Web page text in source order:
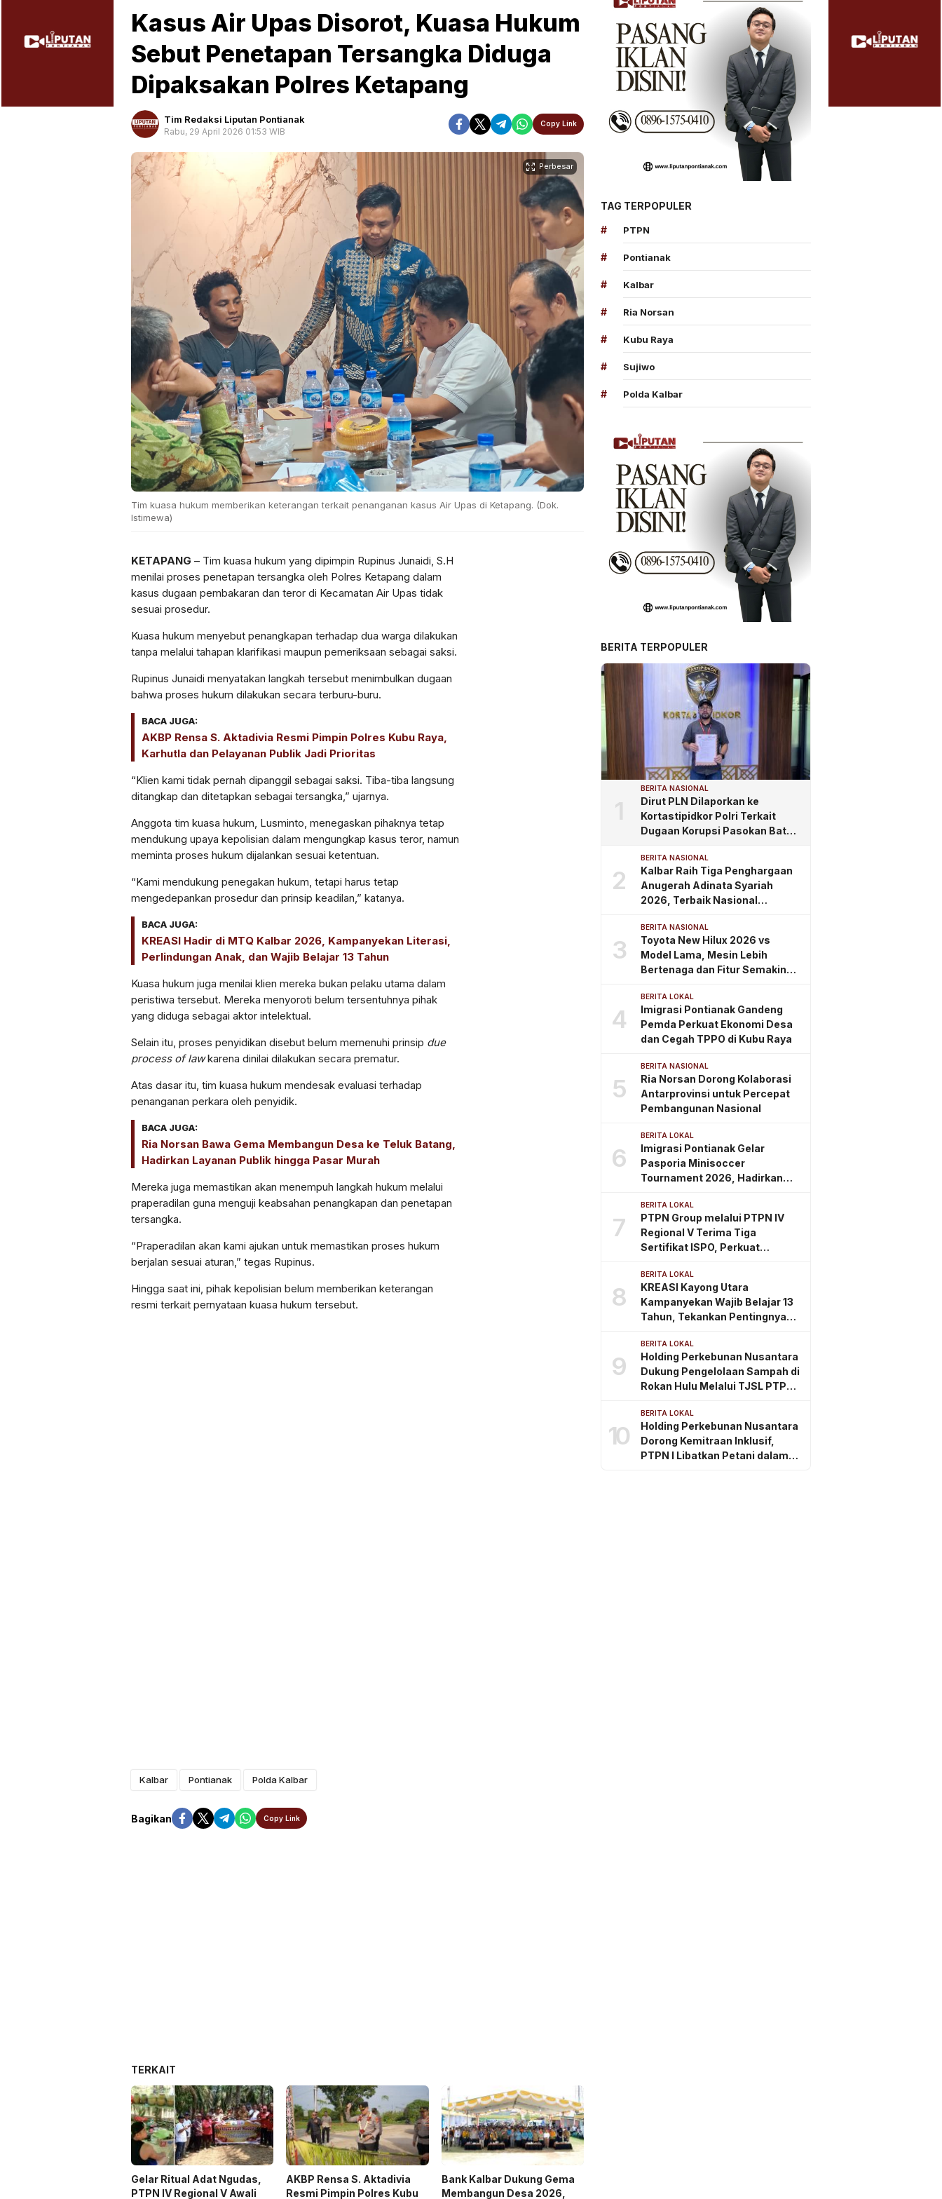
Kasus Air Upas Disorot, Kuasa Hukum
Sebut Penetapan Tersangka Diduga
Dipaksakan Polres Ketapang
Tim Redaksi Liputan Pontianak
Rabu, 29 April 2026 01:53 WIB
Copy Link
Perbesar
Tim kuasa hukum memberikan keterangan terkait penanganan kasus Air Upas di Ketapang. (Dok.
Istimewa)
KETAPANG – Tim kuasa hukum yang dipimpin Rupinus Junaidi, S.H
menilai proses penetapan tersangka oleh Polres Ketapang dalam
kasus dugaan pembakaran dan teror di Kecamatan Air Upas tidak
sesuai prosedur.
Kuasa hukum menyebut penangkapan terhadap dua warga dilakukan
tanpa melalui tahapan klarifikasi maupun pemeriksaan sebagai saksi.
Rupinus Junaidi menyatakan langkah tersebut menimbulkan dugaan
bahwa proses hukum dilakukan secara terburu-buru.
BACA JUGA:
AKBP Rensa S. Aktadivia Resmi Pimpin Polres Kubu Raya,
Karhutla dan Pelayanan Publik Jadi Prioritas
“Klien kami tidak pernah dipanggil sebagai saksi. Tiba-tiba langsung
ditangkap dan ditetapkan sebagai tersangka,” ujarnya.
Anggota tim kuasa hukum, Lusminto, menegaskan pihaknya tetap
mendukung upaya kepolisian dalam mengungkap kasus teror, namun
meminta proses hukum dijalankan sesuai ketentuan.
“Kami mendukung penegakan hukum, tetapi harus tetap
mengedepankan prosedur dan prinsip keadilan,” katanya.
BACA JUGA:
KREASI Hadir di MTQ Kalbar 2026, Kampanyekan Literasi,
Perlindungan Anak, dan Wajib Belajar 13 Tahun
Kuasa hukum juga menilai klien mereka bukan pelaku utama dalam
peristiwa tersebut. Mereka menyoroti belum tersentuhnya pihak
yang diduga sebagai aktor intelektual.
Selain itu, proses penyidikan disebut belum memenuhi prinsip due
process of lawkarena dinilai dilakukan secara prematur.
Atas dasar itu, tim kuasa hukum mendesak evaluasi terhadap
penanganan perkara oleh penyidik.
BACA JUGA:
Ria Norsan Bawa Gema Membangun Desa ke Teluk Batang,
Hadirkan Layanan Publik hingga Pasar Murah
Mereka juga memastikan akan menempuh langkah hukum melalui
praperadilan guna menguji keabsahan penangkapan dan penetapan
tersangka.
“Praperadilan akan kami ajukan untuk memastikan proses hukum
berjalan sesuai aturan,” tegas Rupinus.
Hingga saat ini, pihak kepolisian belum memberikan keterangan
resmi terkait pernyataan kuasa hukum tersebut.
Kalbar Pontianak Polda Kalbar
Bagikan Copy Link
TERKAIT
Gelar Ritual Adat Ngudas,
PTPN IV Regional V Awali
AKBP Rensa S. Aktadivia
Resmi Pimpin Polres Kubu
Bank Kalbar Dukung Gema
Membangun Desa 2026,
TAG TERPOPULER
#
PTPN
# Pontianak
# Kalbar
# Ria Norsan
# Kubu Raya
# Sujiwo
# Polda Kalbar
BERITA TERPOPULER
1
BERITA NASIONAL
Dirut PLN Dilaporkan ke
Kortastipidkor Polri Terkait
Dugaan Korupsi Pasokan Batu
2
BERITA NASIONAL
Kalbar Raih Tiga Penghargaan
Anugerah Adinata Syariah
2026, Terbaik Nasional
3
BERITA NASIONAL
Toyota New Hilux 2026 vs
Model Lama, Mesin Lebih
Bertenaga dan Fitur Semakin
4
BERITA LOKAL
Imigrasi Pontianak Gandeng
Pemda Perkuat Ekonomi Desa
dan Cegah TPPO di Kubu Raya
5
BERITA NASIONAL
Ria Norsan Dorong Kolaborasi
Antarprovinsi untuk Percepat
Pembangunan Nasional
6
BERITA LOKAL
Imigrasi Pontianak Gelar
Pasporia Minisoccer
Tournament 2026, Hadirkan
7
BERITA LOKAL
PTPN Group melalui PTPN IV
Regional V Terima Tiga
Sertifikat ISPO, Perkuat
Berkelanjutan di Kalimantan
Timur
8
BERITA LOKAL
KREASI Kayong Utara
Kampanyekan Wajib Belajar 13
Tahun, Tekankan Pentingnya
Dini
9
BERITA LOKAL
Holding Perkebunan Nusantara
Dukung Pengelolaan Sampah di
Rokan Hulu Melalui TJSL PTPN
10
BERITA LOKAL
Holding Perkebunan Nusantara
Dorong Kemitraan Inklusif,
PTPN I Libatkan Petani dalam